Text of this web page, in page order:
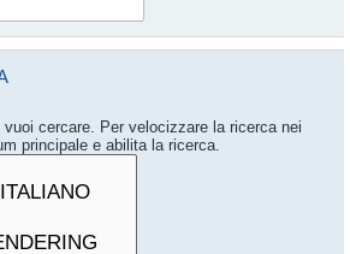
cercare. Per velocizzare la ricerca nei
principale e abilita la ricerca.